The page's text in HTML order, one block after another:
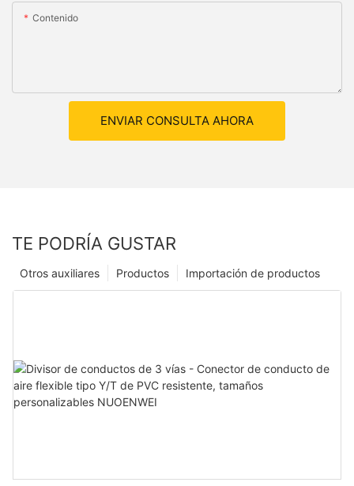
Contenido
ENVIAR CONSULTA AHORA
TE PODRÍA GUSTAR
Importación de productos
Productos
Otros auxiliares